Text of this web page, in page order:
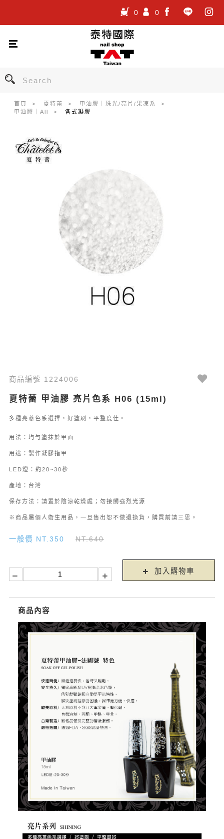
0
0
首頁 夏特蕾
甲油膠｜珠光/亮片/果凍系
甲油膠｜All
各式凝膠
商品編號 1224006
夏特蕾 甲油膠 亮片色系 H06 (15ml)
多種亮蔥色系選擇，好塗刷，平整度佳。
用法：均勻塗抹於甲面
用途：製作凝膠指甲
LED燈：約20~30秒
產地：台灣
保存方法：請置於陰涼乾燥處；勿接觸強烈光源
※商品屬個人衛生用品，一旦售出恕不做退換貨，購買前請三思。
一般價 NT.350 NT.640
加入購物車
商品內容